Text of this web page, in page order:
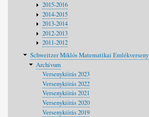
2015-2016
2014-2015
2013-2014
2012-2013
2011-2012
Schweitzer Miklós Matematikai Emlékverseny
Archívum
Versenykiírás 2023
Versenykiírás 2022
Versenykiírás 2021
Versenykiírás 2020
Versenykiírás 2019